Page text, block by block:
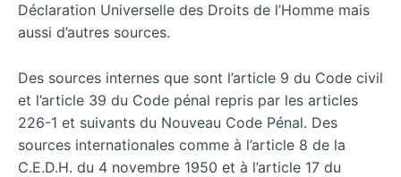
Déclaration Universelle des Droits de l’Homme mais
aussi d’autres sources.
Des sources internes que sont l’article 9 du Code civil
et l’article 39 du Code pénal repris par les articles
226-1 et suivants du Nouveau Code Pénal. Des
sources internationales comme à l’article 8 de la
C.E.D.H. du 4 novembre 1950 et à l’article 17 du